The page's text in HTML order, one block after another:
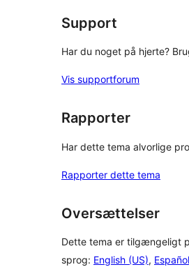
Support
Har du noget på hjerte?
Vis supportforum
Rapporter
Har dette tema alvorlige
Rapporter dette tema
Oversættelser
Dette tema er tilgængeligt
sprog: English (US),